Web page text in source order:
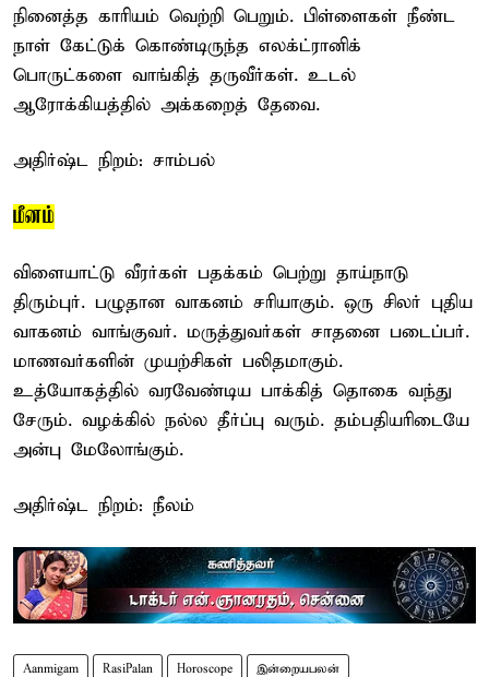
நினைத்த காரியம் வெற்றி பெறும். பிள்ளைகள் நீண்ட
நாள் கேட்டுக் கொண்டிருந்த எலக்ட்ரானிக்
பொருட்களை வாங்கித் தருவீர்கள். உடல்
ஆரோக்கியத்தில் அக்கறைத் தேவை.
அதிர்ஷ்ட நிறம்: சாம்பல்
மீனம்
விளையாட்டு வீரர்கள் பதக்கம் பெற்று தாய்நாடு
திரும்புர். பழுதான வாகனம் சரியாகும். ஒரு சிலர் புதிய
வாகனம் வாங்குவர். மருத்துவர்கள் சாதனை படைப்பர்.
மாணவர்களின் முயற்சிகள் பலிதமாகும்.
உத்யோகத்தில் வரவேண்டிய பாக்கித் தொகை வந்து
சேரும். வழக்கில் நல்ல தீர்ப்பு வரும். தம்பதியரிடையே
அன்பு மேலோங்கும்.
அதிர்ஷ்ட நிறம்: நீலம்
Aanmigam RasiPalan Horoscope இன்றையபலன்